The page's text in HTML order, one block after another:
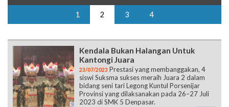
1 2 3 4
Kendala Bukan Halangan Untuk
Kantongi Juara
23/07/2023 Prestasi yang membanggakan, 4
siswi Suksma sukses meraih Juara 2 dalam
bidang seni tari Legong Kuntul Porsenijar
Provinsi yang dilaksanakan pada 26–27 Juli
2023 di SMK 5 Denpasar.